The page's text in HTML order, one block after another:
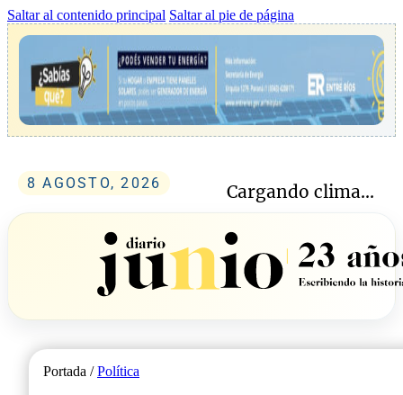
Saltar al contenido principal Saltar al pie de página
8 AGOSTO, 2026 Cargando clima...
Portada /Política